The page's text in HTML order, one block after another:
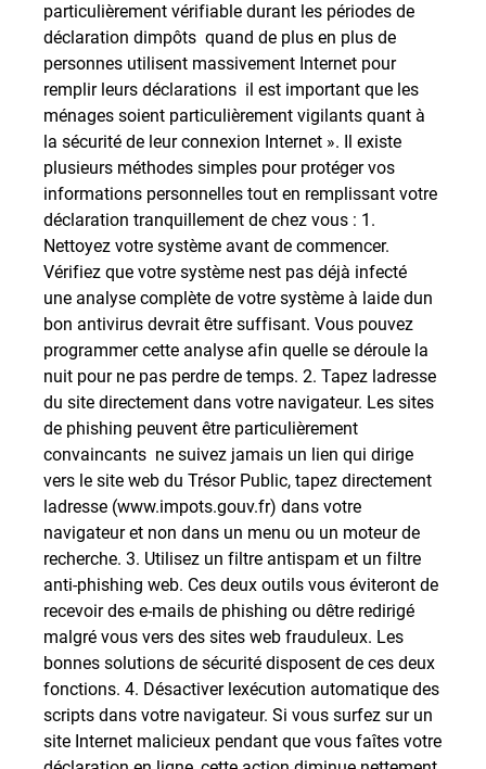
particulièrement vérifiable durant les périodes de
déclaration dimpôts  quand de plus en plus de
personnes utilisent massivement Internet pour
remplir leurs déclarations  il est important que les
ménages soient particulièrement vigilants quant à
la sécurité de leur connexion Internet ». Il existe
plusieurs méthodes simples pour protéger vos
informations personnelles tout en remplissant votre
déclaration tranquillement de chez vous : 1.
Nettoyez votre système avant de commencer.
Vérifiez que votre système nest pas déjà infecté 
une analyse complète de votre système à laide dun
bon antivirus devrait être suffisant. Vous pouvez
programmer cette analyse afin quelle se déroule la
nuit pour ne pas perdre de temps. 2. Tapez ladresse
du site directement dans votre navigateur. Les sites
de phishing peuvent être particulièrement
convaincants  ne suivez jamais un lien qui dirige
vers le site web du Trésor Public, tapez directement
ladresse (www.impots.gouv.fr) dans votre
navigateur et non dans un menu ou un moteur de
recherche. 3. Utilisez un filtre antispam et un filtre
anti-phishing web. Ces deux outils vous éviteront de
recevoir des e-mails de phishing ou dêtre redirigé
malgré vous vers des sites web frauduleux. Les
bonnes solutions de sécurité disposent de ces deux
fonctions. 4. Désactiver lexécution automatique des
scripts dans votre navigateur. Si vous surfez sur un
site Internet malicieux pendant que vous faîtes votre